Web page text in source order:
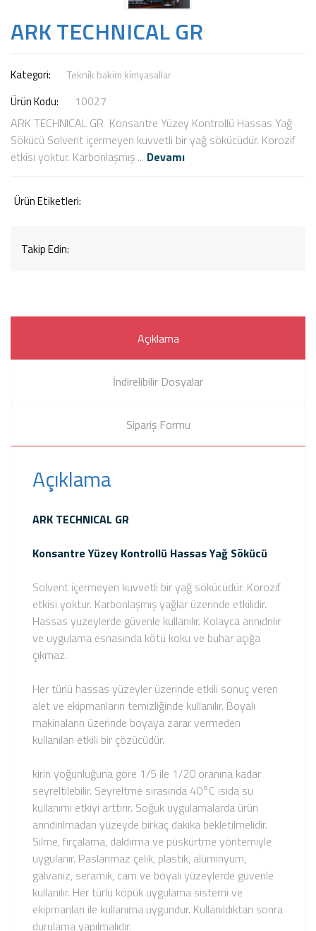
ARK TECHNICAL GR
Kategori: Tekni̇k bakim ki̇myasallar
Ürün Kodu:
10027
ARK TECHNICAL GR Konsantre Yüzey Kontrollü Hassas Yağ
Sökücü Solvent içermeyen kuvvetli bir yağ sökücüdür. Korozif
etkisi yoktur. Karbonlaşmış ... Devamı
Ürün Etiketleri:
Takip Edin:
Açıklama
İndirelibilir Dosyalar
Sipariş Formu
Açıklama
ARK TECHNICAL GR
Konsantre Yüzey Kontrollü Hassas Yağ Sökücü
Solvent içermeyen kuvvetli bir yağ sökücüdür. Korozif
etkisi yoktur. Karbonlaşmış yağlar üzerinde etkilidir.
Hassas yüzeylerde güvenle kullanılır. Kolayca arınıdrılır
ve uygulama esnasında kötü koku ve buhar açığa
çıkmaz.
Her türlü hassas yüzeyler üzerinde etkili sonuç veren
alet ve ekipmanların temizliğinde kullanılır. Boyalı
makinaların üzerinde boyaya zarar vermeden
kullanılan etkili bir çözücüdür.
kirin yoğunluğuna göre 1/5 ile 1/20 oranına kadar
seyreltilebilir. Seyreltme sırasında 40°C ısıda su
kullanımı etkiyi arttırır. Soğuk uygulamalarda ürün
arındırılmadan yüzeyde birkaç dakika bekletilmelidir.
Silme, fırçalama, daldırma ve püskürtme yöntemiyle
uygulanır. Paslanmaz çelik, plastik, alüminyum,
galvaniz, seramik, cam ve boyalı yüzeylerde güvenle
kullanılır. Her türlü köpük uygulama sistemi ve
ekipmanları ile kullanıma uygundur. Kullanıldıktan sonra
durulama yapılmalıdır.